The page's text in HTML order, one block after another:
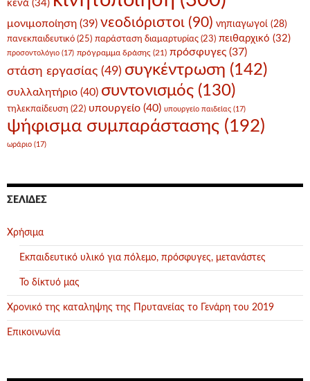
κενά (34)
μονιμοποίηση (39) νεοδιόριστοι (90) νηπιαγωγοί (28)
πανεκπαιδευτικό (25) παράσταση διαμαρτυρίας (23) πειθαρχικό (32)
προσοντολόγιο (17) πρόγραμμα δράσης (21) πρόσφυγες (37)
στάση εργασίας (49) συγκέντρωση (142)
συλλαλητήριο (40) συντονισμός (130)
τηλεκπαίδευση (22) υπουργείο (40) υπουργείο παιδείας (17)
ψήφισμα συμπαράστασης (192)
ωράριο (17)
ΣΕΛΊΔΕΣ
Χρήσιμα
Εκπαιδευτικό υλικό για πόλεμο, πρόσφυγες, μετανάστες
Το δίκτυό μας
Χρονικό της καταληψης της Πρυτανείας το Γενάρη του 2019
Επικοινωνία